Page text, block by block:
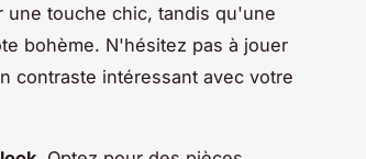
une touche chic, tandis qu'une
bohème. N'hésitez pas à jouer
contraste intéressant avec votre